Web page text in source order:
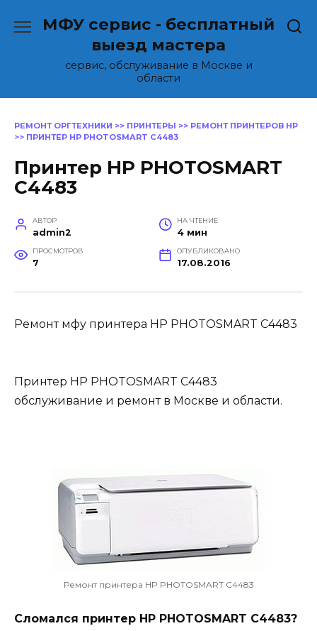
МФУ сервис - бесплатный
выезд мастера
сервис, обслуживание в Москве и
области
РЕМОНТ ОРГТЕХНИКИ >> ПРИНТЕРЫ >> РЕМОНТ ПРИНТЕРОВ HP
>> ПРИНТЕР HP PHOTOSMART C4483
Принтер HP PHOTOSMART
C4483
АВТОР
admin2
НА ЧТЕНИЕ
4 мин
ПРОСМОТРОВ
7
ОПУБЛИКОВАНО
17.08.2016
Ремонт мфу принтера HP PHOTOSMART C4483
Принтер HP PHOTOSMART C4483
обслуживание и ремонт в Москве и области.
Ремонт принтера HP PHOTOSMART C4483
Сломался принтер HP PHOTOSMART C4483?